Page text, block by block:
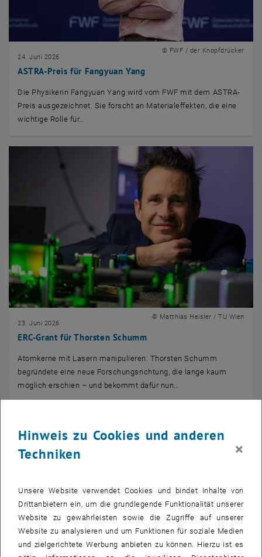
ASTRA-Preis für Fangyuan Yang
24. Juni 2026
© FWF / der Knopfdrücker
Die Physikerin Fangyuan Yang wird vom FWF mit dem ASTRA-
Preis ausgezeichnet. Sie forscht an Materialeffekten, die eine
wichtige Rolle für…
ERC-Grant für Thorsten Schumm
23. Juni 2026
© Matthias Heisler / TU Wien
Atomkerne mit Lasern manipulieren: Thorsten Schumm
begründete eine neue Forschungsrichtung, die lange kaum
möglich erschien – und bekommt dafür nun…
Hinweis zu Cookies und anderen
Techniken
×
Unsere Website verwendet Cookies und bindet Inhalte von
Drittanbietern ein, um die grundlegende Funktionalität unserer
Website zu gewährleisten sowie die Zugriffe auf unserer
Website zu analysieren und um Funktionen für soziale Medien
und zielgerichtete Werbung anbieten zu können. Hierzu ist es